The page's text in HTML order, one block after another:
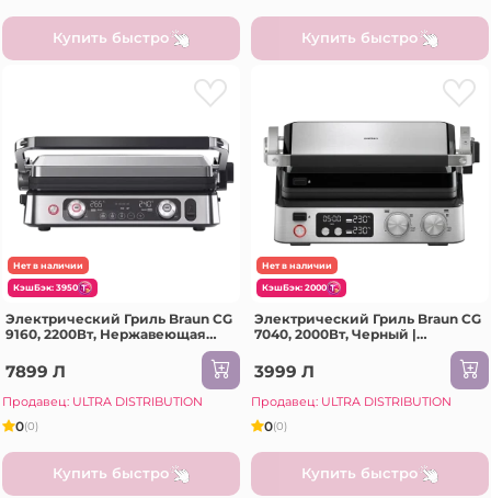
Купить быстро Купить быстро
Нет в наличии
КэшБэк: 3950
Электрический Гриль Braun CG
9160, 2200Вт, Нержавеющая
7899 Л
Продавец: ULTRA DISTRIBUTION
0(0)
Купить быстро
Нет в наличии
КэшБэк: 2000
Электрический Гриль Braun CG
7040, 2000Вт, Черный |
3999 Л
Продавец: ULTRA DISTRIBUTION
0(0)
Купить быстро